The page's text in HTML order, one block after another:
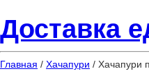
Доставка
Главная / Хачапури / Хачапури